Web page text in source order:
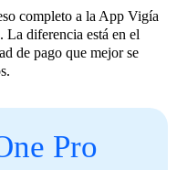
completo a la App Vigía
La diferencia está en el
de pago que mejor se
Pro